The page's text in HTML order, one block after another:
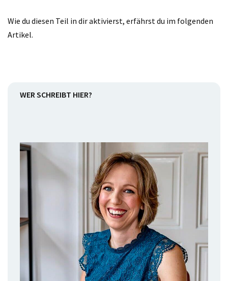
Wie du diesen Teil in dir aktivierst, erfährst du im folgenden
Artikel.
WER SCHREIBT HIER?